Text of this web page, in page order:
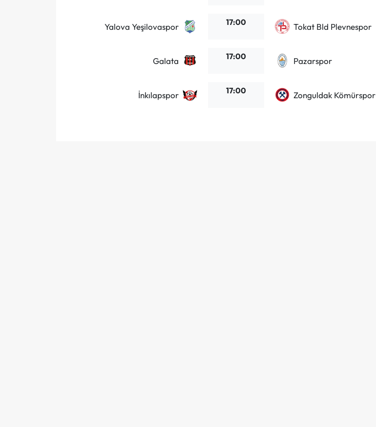
Yalova Yeşilovaspor 17:00 Tokat Bld Plevnespor
Galata 17:00 Pazarspor
İnkılapspor 17:00 Zonguldak Kömürspor